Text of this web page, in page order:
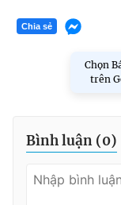
Chia sẻ
Chọn
trên
Bình luận (0)